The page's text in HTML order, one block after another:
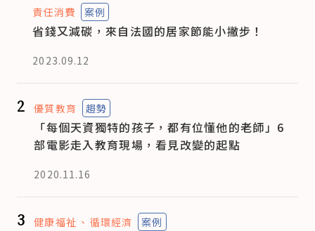
責任消費 案例
省錢又減碳，來自法國的居家節能小撇步！
2023.09.12
2 優質教育 趨勢
「每個天資獨特的孩子，都有位懂他的老師」6
部電影走入教育現場，看見改變的起點
2020.11.16
3 健康福祉 循環經濟 案例